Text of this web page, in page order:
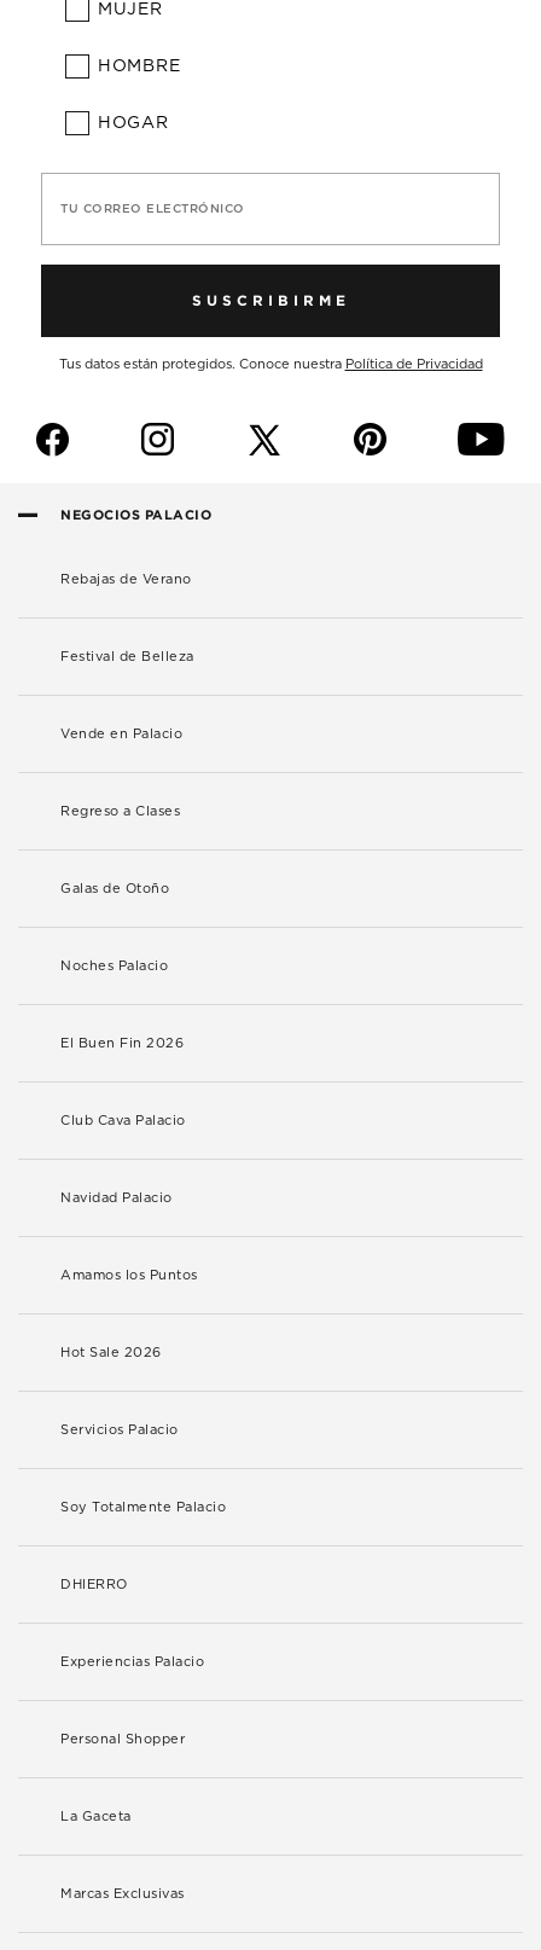
MUJER
HOMBRE
HOGAR
TU CORREO ELECTRÓNICO
SUSCRIBIRME
Tus datos están protegidos. Conoce nuestra Política de Privacidad
f i p y
NEGOCIOS PALACIO
Rebajas de Verano
Festival de Belleza
Vende en Palacio
Regreso a Clases
Galas de Otoño
Noches Palacio
El Buen Fin 2026
Club Cava Palacio
Navidad Palacio
Amamos los Puntos
Hot Sale 2026
Servicios Palacio
Soy Totalmente Palacio
DHIERRO
Experiencias Palacio
Personal Shopper
La Gaceta
Marcas Exclusivas